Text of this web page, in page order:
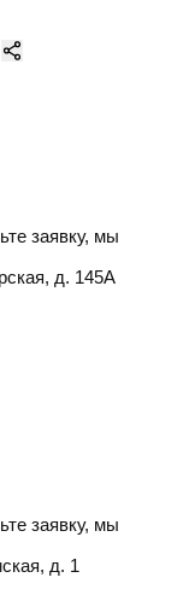
заявку, мы
д. 145А
заявку, мы
д. 1